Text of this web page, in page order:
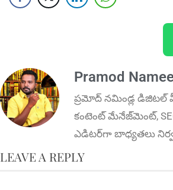
Pramod
ప్ర‌మోద్ న‌మిండ్ల‌ డిజిట‌ల్
కంటెంట్ మేనేజ్‌మెంట్‌,
ఎడిటర్‌గా బాధ్యతలు
LEAVE A REPLY